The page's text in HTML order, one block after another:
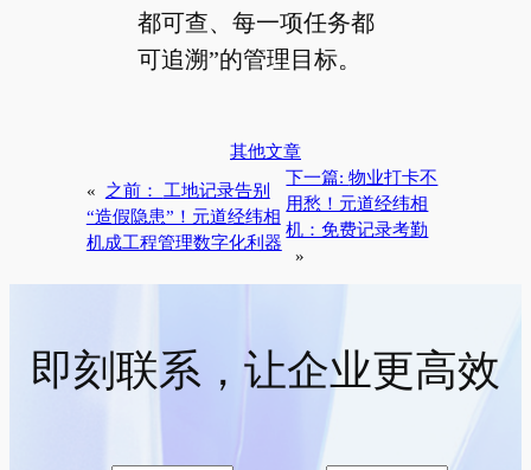
都可查、每一项任务都
可追溯”的管理目标。
其他文章
« 之前： 工地记录告别
“造假隐患”！元道经纬相
机成工程管理数字化利器
下一篇:物业打卡不
用愁！元道经纬相
机：免费记录考勤
»
即刻联系，让企业更高效